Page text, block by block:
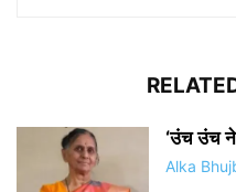
‘उंच उंच
Alka